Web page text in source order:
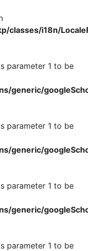
classes/i18n/
parameter 1 to be
generic/
parameter 1 to be
generic/
parameter 1 to be
generic/
parameter 1 to be